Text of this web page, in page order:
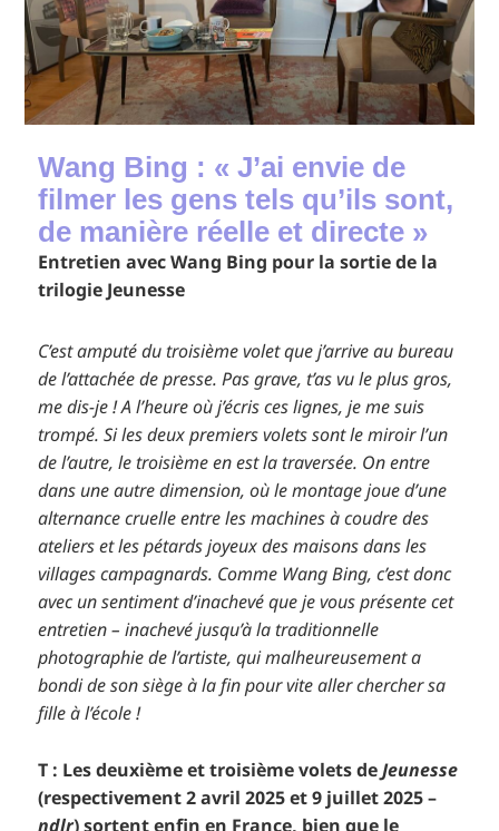
Wang Bing : « J’ai envie de
filmer les gens tels qu’ils sont,
de manière réelle et directe »
Entretien avec Wang Bing pour la sortie de la
trilogie Jeunesse
C’est amputé du troisième volet que j’arrive au bureau
de l’attachée de presse. Pas grave, t’as vu le plus gros,
me dis-je ! A l’heure où j’écris ces lignes, je me suis
trompé. Si les deux premiers volets sont le miroir l’un
de l’autre, le troisième en est la traversée. On entre
dans une autre dimension, où le montage joue d’une
alternance cruelle entre les machines à coudre des
ateliers et les pétards joyeux des maisons dans les
villages campagnards. Comme Wang Bing, c’est donc
avec un sentiment d’inachevé que je vous présente cet
entretien – inachevé jusqu’à la traditionnelle
photographie de l’artiste, qui malheureusement a
bondi de son siège à la fin pour vite aller chercher sa
fille à l’école !
T : Les deuxième et troisième volets deJeunesse
(respectivement 2 avril 2025 et 9 juillet 2025 –
ndlr) sortentenfin en France, bien que le